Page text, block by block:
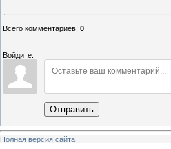
Всего комментариев: 0
Войдите:
Отправить
Полная версия сайта